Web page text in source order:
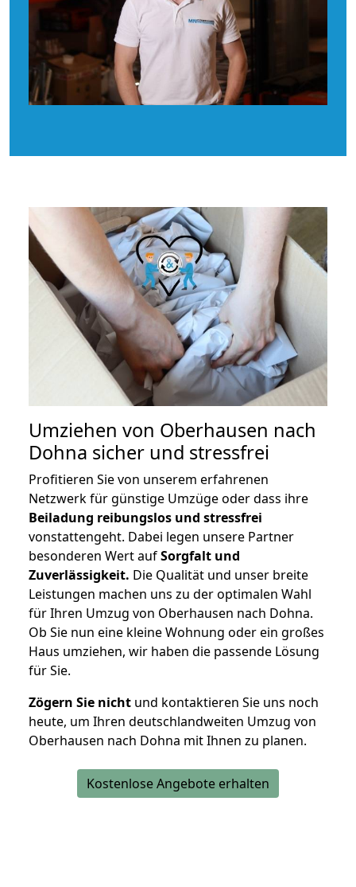
Umziehen von Oberhausen nach
Dohna sicher und stressfrei
Profitieren Sie von unserem erfahrenen
Netzwerk für günstige Umzüge oder dass ihre
Beiladung reibungslos und stressfrei
vonstattengeht. Dabei legen unsere Partner
besonderen Wert aufSorgfalt und
Zuverlässigkeit. Die Qualität und unser breite
Leistungen machen uns zu der optimalen Wahl
für Ihren Umzug von Oberhausen nach Dohna.
Ob Sie nun eine kleine Wohnung oder ein großes
Haus umziehen, wir haben die passende Lösung
für Sie.
Zögern Sie nicht und kontaktieren Sie uns noch
heute, um Ihren deutschlandweiten Umzug von
Oberhausen nach Dohna mit Ihnen zu planen.
Kostenlose Angebote erhalten